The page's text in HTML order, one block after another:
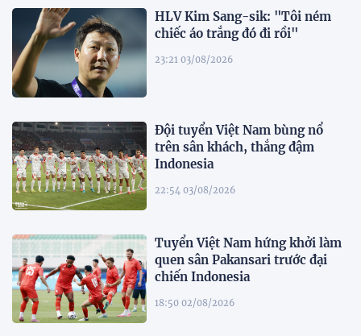
HLV Kim Sang-sik: "Tôi ném
chiếc áo trắng đó đi rồi"
23:21 03/08/2026
Đội tuyển Việt Nam bùng nổ
trên sân khách, thắng đậm
Indonesia
22:54 03/08/2026
Tuyển Việt Nam hứng khởi làm
quen sân Pakansari trước đại
chiến Indonesia
18:50 02/08/2026